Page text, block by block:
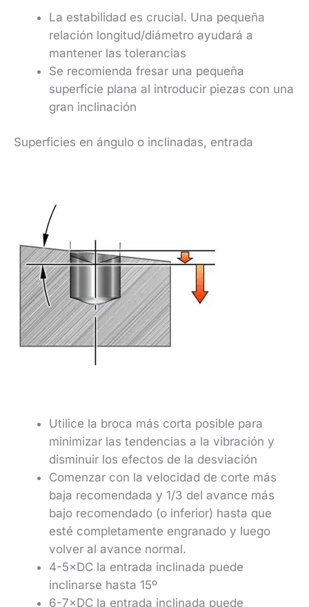
La estabilidad es crucial. Una pequeña
relación longitud/diámetro ayudará a
mantener las tolerancias
Se recomienda fresar una pequeña
superficie plana al introducir piezas con una
gran inclinación
Superficies en ángulo o inclinadas, entrada
Utilice la broca más corta posible para
minimizar las tendencias a la vibración y
disminuir los efectos de la desviación
Comenzar con la velocidad de corte más
baja recomendada y 1/3 del avance más
bajo recomendado (o inferior) hasta que
esté completamente engranado y luego
volver al avance normal.
4-5×DC la entrada inclinada puede
inclinarse hasta 15º
6-7×DC la entrada inclinada puede